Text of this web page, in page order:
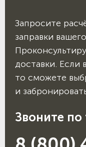
Запросите
заправки
доставки. Если
то сможете
и
Звоните